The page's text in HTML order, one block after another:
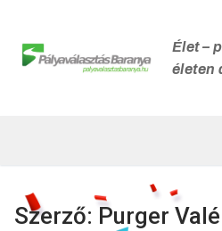
tartalomra
Élet –
életen
Szerző: Purger